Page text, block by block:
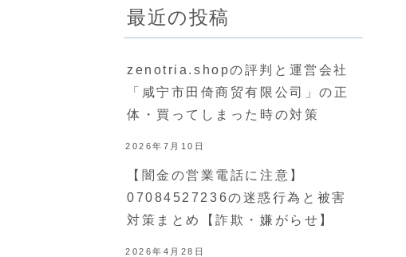
最近の投稿
zenotria.shopの評判と運営会社
「咸宁市田倚商贸有限公司」の正
体・買ってしまった時の対策
2026年7月10日
【闇金の営業電話に注意】
07084527236の迷惑行為と被害
対策まとめ【詐欺・嫌がらせ】
2026年4月28日